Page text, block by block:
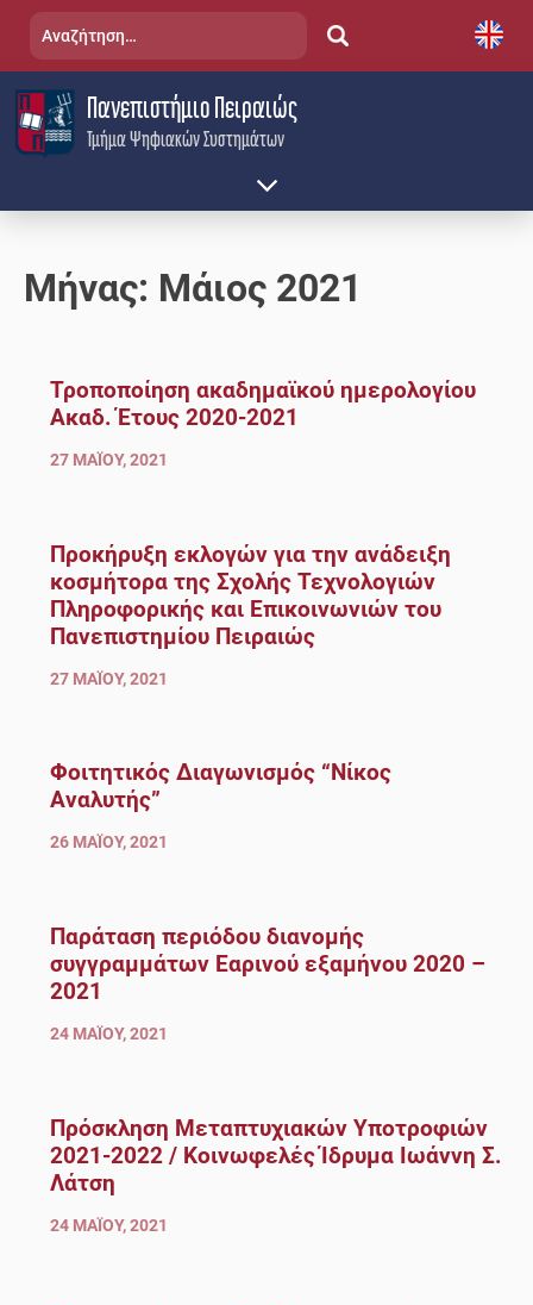
content
Τμήμα Ψηφιακών Συστημάτων
Πανεπιστήμιο Πειραιώς
Αναζήτηση
Μήνας: Μάιος 2021
Τροποποίηση ακαδημαϊκού ημερολογίου
Ακαδ. Έτους 2020-2021
27 ΜΑΪ́ΟΥ, 2021
Προκήρυξη εκλογών για την ανάδειξη
κοσμήτορα της Σχολής Τεχνολογιών
Πληροφορικής και Επικοινωνιών του
Πανεπιστημίου Πειραιώς
27 ΜΑΪ́ΟΥ, 2021
Φοιτητικός Διαγωνισμός “Νίκος
Αναλυτής”
26 ΜΑΪ́ΟΥ, 2021
Παράταση περιόδου διανομής
συγγραμμάτων Εαρινού εξαμήνου 2020 –
2021
24 ΜΑΪ́ΟΥ, 2021
Πρόσκληση Μεταπτυχιακών Υποτροφιών
2021-2022 / Κοινωφελές Ίδρυμα Ιωάννη Σ.
Λάτση
24 ΜΑΪ́ΟΥ, 2021